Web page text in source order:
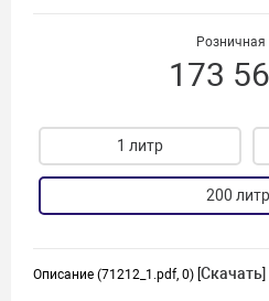
Розничная
173
1 литр
200
Описание (71212_1.pdf, 0) [ Скачать